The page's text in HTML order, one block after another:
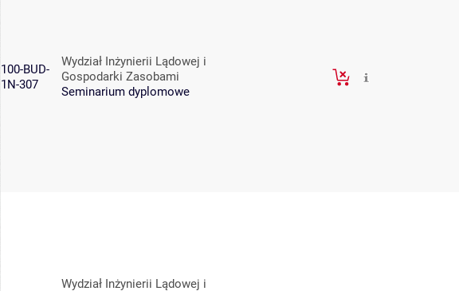
100-BUD-
1N-307
Wydział Inżynierii Lądowej i
Gospodarki Zasobami
Seminarium dyplomowe
Wydział Inżynierii Lądowej i